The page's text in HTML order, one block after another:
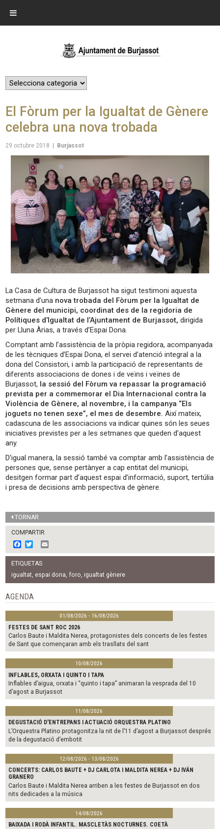
El Fòrum per la Igualtat de Gènere
celebra una nova trobada
29 octubre 2018 Burjassot
La Casa de Cultura de Burjassot ha sigut testimoni aquesta
setmana d’una nova trobada del Fòrum per la Igualtat de
Gènere del municipi, coordinat des de la regidoria de
Polítiques d’Igualtat de l’Ajuntament de Burjassot, dirigida
per Lluna Àrias, a través d’Espai Dona.
Comptant amb l’assistència de la pròpia regidora, acompanyada
de les tècniques d’Espai Dona, el servei d’atenció integral a la
dona del Consistori, i amb la participació de representants de
diferents associacions de dones i de veïns i veïnes de
Burjassot, la sessió del Fòrum va repassar la programació
prevista per a commemorar el Dia Internacional contra la
Violència de Gènere, al novembre, i la campanya “Els
joguets no tenen sexe”, el mes de desembre. Així mateix,
cadascuna de les associacions va indicar quines són les seues
iniciatives previstes per a les setmanes que queden d’aquest
any.
D’igual manera, la sessió també va comptar amb l’assistència de
persones que, sense pertànyer a cap entitat del municipi,
desitgen formar part d’aquest espai d’informació, suport, tertúlia
i presa de decisions amb perspectiva de gènere.
TORNAR
COMPARTIR
F
a
c
e
b
o
o
k
w
i
t
t
e
m
l
ETIQUETAS
igualtat, espai dona,foro, igualtat gènere
AGENDA
01/08/2026 - 16/08/2026
FESTES DE SANT ROC 2026
Carlos Baute i Maldita Nerea, protagonistes dels concerts de les festes
de Sant que començaran amb els trasllats del sant
10/08/2026
INFLABLES, ORXATA I QUINTO I TAPA
Inflables d’aigua, orxata i “quinto i tapa” animaran la vesprada del 10
d’agost a Burjassot
11/08/2026
DEGUSTACIÓ D'ENTREPANS I ACTUACIÓ ORQUESTRA PLATINO
L’Orquestra Platino protagonitza la nit de l’11 d’agost a Burjassot després
de la degustació d’embotit
12/08/2026 - 13/08/2026
CONCERTS: CARLOS BAUTE + DJ CARLOTA I MALDITA NEREA + DJ IVÁN
GRANERO
Carlos Baute i Maldita Nerea arriben a les festes de Burjassot en dos
nits dedicades a la música
14/08/2026
BAIXADA I RODÀ INFANTIL. MASCLETÀS NOCTURNES. COETÀ